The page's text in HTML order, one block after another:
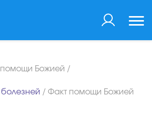
Божией /
/ Факт помощи Божией